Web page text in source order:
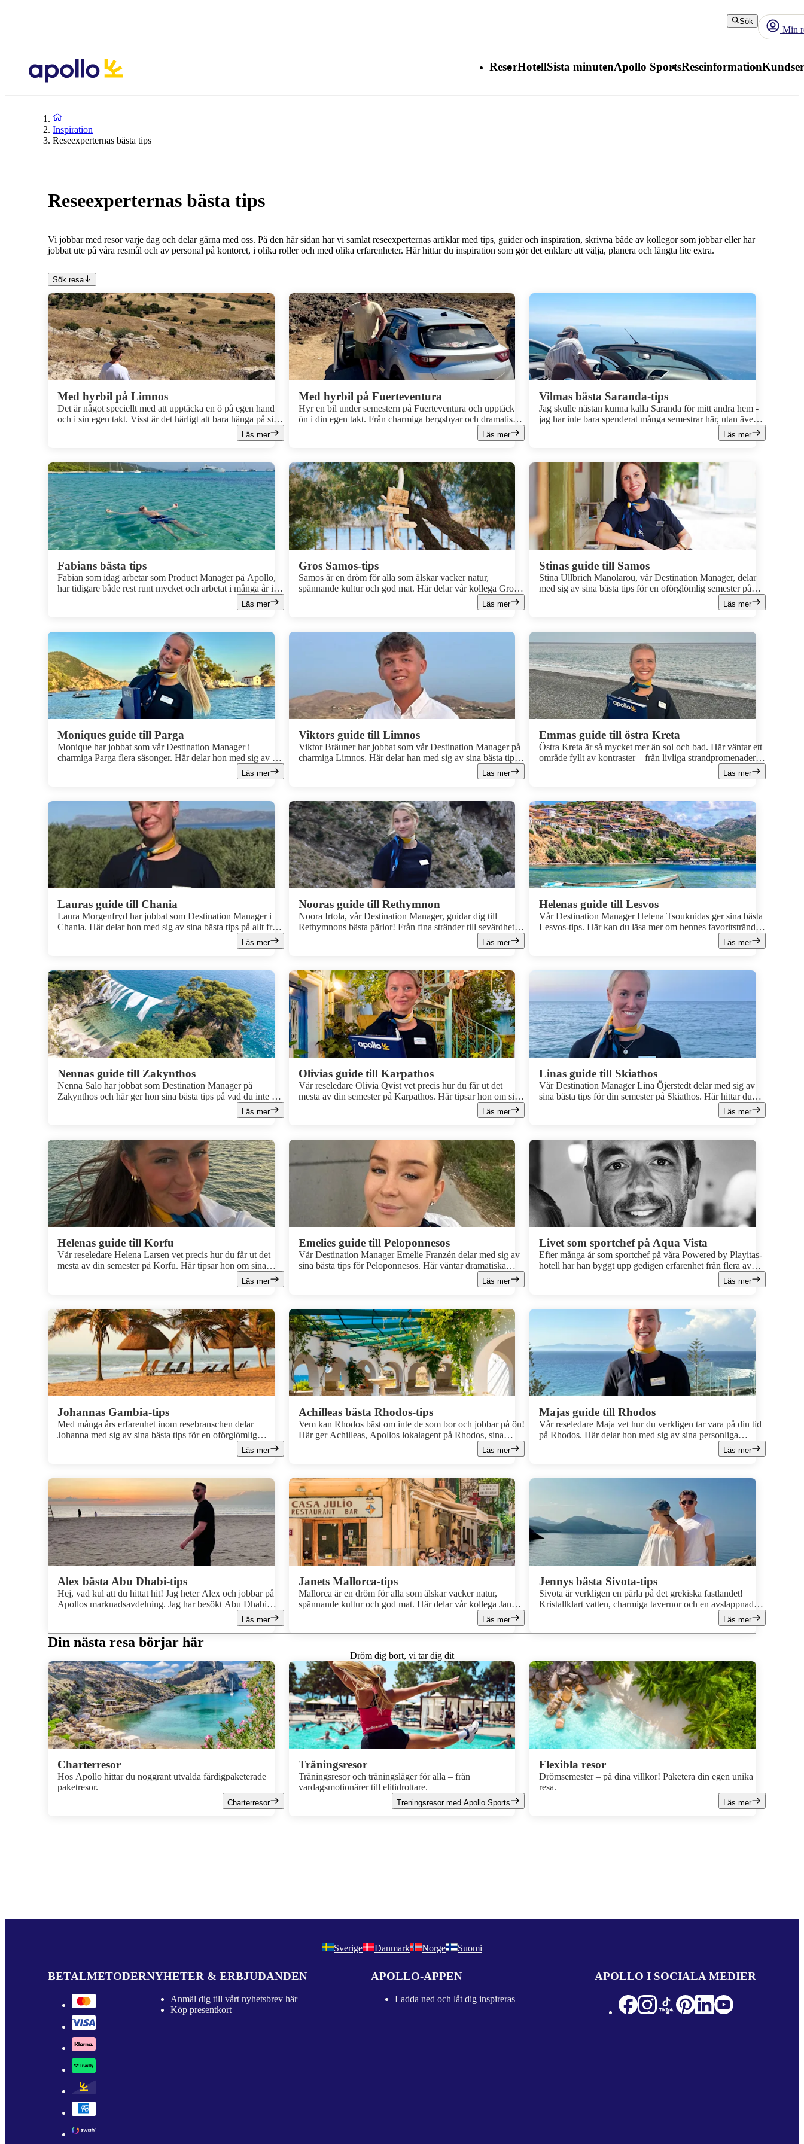
Sök
Min
ResorHotellSista minutenApollo SportsReseinformation
Inspiration
Reseexperternas bästa tips
Reseexperternas bästa tips
Vi jobbar med resor varje dag och delar gärna med oss. På den här sidan har vi samlat reseexperternas artiklar med tips, guider och inspiration, skrivna både av kollegor som jobbar eller har
jobbat ute på våra resmål och av personal på kontoret, i olika roller och med olika erfarenheter. Här hittar du inspiration som gör det enklare att välja, planera och längta lite extra.
Sök resa
Med hyrbil på Limnos
Det är något speciellt med att upptäcka en ö på egen hand
och i sin egen takt. Visst är det härligt att bara hänga på sin
favoritstrand och stanna där hela dagen, men på Limnos
väntar så mycket mer. Följ med vår kollega Alex under tre
landskap, små byar och några av de finaste stränderna.
Läs mer
Med hyrbil på Fuerteventura
Hyr en bil under semestern på Fuerteventura och upptäck
ön i din egen takt. Från charmiga bergsbyar och dramatiska
kustlandskap till kilometerlånga sandstränder, virala
annorlunda stränder och fina badvikar. Med välskötta vägar,
gjort för en roadtrip. Häng med när vår kollega Jenny delar
med sig av sina bästa hyrbilstips och favoritplatser runt om
på ön.
Läs mer
Vilmas bästa Saranda-tips
Jag skulle nästan kunna kalla Saranda för mitt andra hem -
jag har inte bara spenderat många semestrar här, utan även
jobbat som reseledare på plats. Här finns allt från myllrande
folkliv och vackra naturupplevelser till spännande historia
men det allra bästa är nog ändå de vackra stränderna.
Läs mer
Fabians bästa tips
Fabian som idag arbetar som Product Manager på Apollo,
har tidigare både rest runt mycket och arbetat i många år i
Kroatien, så är det någon som vet vad du inte får missa i
detta spännande land är det han. Här delar han med sig av
Läs mer
Gros Samos-tips
Samos är en dröm för alla som älskar vacker natur,
spännande kultur och god mat. Här delar vår kollega Gro
med sig av sina bästa tips för att uppleva ön på bästa sätt.
Från mysiga Pythagorion till den charmiga Kokkari, här är
Läs mer
Stinas guide till Samos
Stina Ullbrich Manolarou, vår Destination Manager, delar
med sig av sina bästa tips för en oförglömlig semester på
Samos. Här hittar du allt från hennes favoritstränder till
spännande utflykter och platser du absolut inte får missa.
Läs mer
Moniques guide till Parga
Monique har jobbat som vår Destination Manager i
charmiga Parga flera säsonger. Här delar hon med sig av allt
från platserna du inte får missa, hennes favoritstränder och
Läs mer
Viktors guide till Limnos
Viktor Bräuner har jobbat som vår Destination Manager på
charmiga Limnos. Här delar han med sig av sina bästa tips
Läs mer
Emmas guide till östra Kreta
Östra Kreta är så mycket mer än sol och bad. Här väntar ett
område fyllt av kontraster – från livliga strandpromenader
till stillsamma bergsbyar, från historiska sevärdheter till
gömda badvikar. Följ med vår destination manager Emma
Kreta.
Läs mer
Lauras guide till Chania
Laura Morgenfryd har jobbat som Destination Manager i
Chania. Här delar hon med sig av sina bästa tips på allt från
hennes favoritstränder till utflykter och upplevelser som gör
Läs mer
Nooras guide till Rethymnon
Noora Irtola, vår Destination Manager, guidar dig till
Rethymnons bästa pärlor! Från fina stränder till sevärdheter
och matupplevelser. Här är hennes personliga favoriter för
Läs mer
Helenas guide till Lesvos
Vår Destination Manager Helena Tsouknidas ger sina bästa
Lesvos-tips. Här kan du läsa mer om hennes favoritstränder,
Läs mer
Nennas guide till Zakynthos
Nenna Salo har jobbat som Destination Manager på
Zakynthos och här ger hon sina bästa tips på vad du inte får
Läs mer
Olivias guide till Karpathos
Vår reseledare Olivia Qvist vet precis hur du får ut det
mesta av din semester på Karpathos. Här tipsar hon om sina
favoritstränder, de bästa utflykterna och sakerna du inte får
Läs mer
Linas guide till Skiathos
Vår Destination Manager Lina Öjerstedt delar med sig av
sina bästa tips för din semester på Skiathos. Här hittar du
allt från saker att göra till de finaste stränderna och mycket
Läs mer
Helenas guide till Korfu
Vår reseledare Helena Larsen vet precis hur du får ut det
mesta av din semester på Korfu. Här tipsar hon om sina
favoritstränder, de bästa utflykterna och sakerna du inte får
Läs mer
Emelies guide till Peloponnesos
Vår Destination Manager Emelie Franzén delar med sig av
sina bästa tips för Peloponnesos. Här väntar dramatiska
berg, kristallklart hav, små byar med genuin atmosfär och
upplevelser som stannar kvar länge efter hemresan.
Läs mer
Livet som sportchef på Aqua Vista
Efter många år som sportchef på våra Powered by Playitas-
hotell har han byggt upp gedigen erfarenhet från flera av
våra anläggningar. Resan började på Playitas Resort för
cirka tio år sedan, och har sedan tagit honom vidare till
kombination som verkligen kändes rätt – Levante under
sommarsäsongen och Aqua Vista under vintern.Vi tog ett
snack med Alexander om livet i Egypten, vardagen på
resorten och varför Aqua Vista – powered by Playitas är ett
val han varmt rekommenderar.
Läs mer
Johannas Gambia-tips
Med många års erfarenhet inom resebranschen delar
Johanna med sig av sina bästa tips för en oförglömlig
semester i Gambia - ett land som ligger henne extra varmt
om hjärtat. Läs hennes bästa tips och inspireras inför din
Läs mer
Achilleas bästa Rhodos-tips
Vem kan Rhodos bäst om inte de som bor och jobbar på ön!
Här ger Achilleas, Apollos lokalagent på Rhodos, sina
bästa tips vad du inte får missa under semestern på Rhodos.
Läs mer
Majas guide till Rhodos
Vår reseledare Maja vet hur du verkligen tar vara på din tid
på Rhodos. Här delar hon med sig av sina personliga
favoriter. Från undangömda pärlor och minnesvärda
utflykter till restauranger hon själv gärna återvänder till.
Läs mer
Alex bästa Abu Dhabi-tips
Hej, vad kul att du hittat hit! Jag heter Alex och jobbar på
Apollos marknadsavdelning. Jag har besökt Abu Dhabi
flera gånger och det jag gillar allra mest är den fantastiska
maten, alla spännande upplevelser och givetvis det härliga
vädret. Staden är en perfekt mix av gammalt och nytt:
moderna skyskrapor och konst möter lugna stränder och
personliga favoriter, sånt jag själv har upplevt och gärna
tipsar vidare om.
Läs mer
Janets Mallorca-tips
Mallorca är en dröm för alla som älskar vacker natur,
spännande kultur och god mat. Här delar vår kollega Janet
med sig av sina fem bästa tips för att uppleva ön på bästa
sätt. Från mysiga Palma till den charmiga bergsbyn
Valldemossa – här är fem platser du inte får missa på
Läs mer
Jennys bästa Sivota-tips
Sivota är verkligen en pärla på det grekiska fastlandet!
Kristallklart vatten, charmiga tavernor och en avslappnad
atmosfär som gör att vi alltid längtar tillbaka. Jag och min
familj älskar att återkomma år efter år, och här delar vi med
oss av våra bästa tips för att uppleva Sivota på bästa sätt!
Läs mer
Din nästa resa börjar här
Dröm dig bort, vi tar dig dit
Charterresor
Hos Apollo hittar du noggrant utvalda färdigpaketerade
paketresor.
Charterresor
Träningsresor
Träningsresor och träningsläger för alla – från
vardagsmotionärer till elitidrottare.
Treningsresor med Apollo Sports
Flexibla resor
Drömsemester – på dina villkor! Paketera din egen unika
resa.
Läs mer
Sverige Danmark Norge Suomi
BETALMETODERNYHETER & ERBJUDANDEN
Anmäl dig till vårt nyhetsbrev här
Köp presentkort
APOLLO-APPEN
Ladda ned och låt dig inspireras
APOLLO I SOCIALA MEDIER